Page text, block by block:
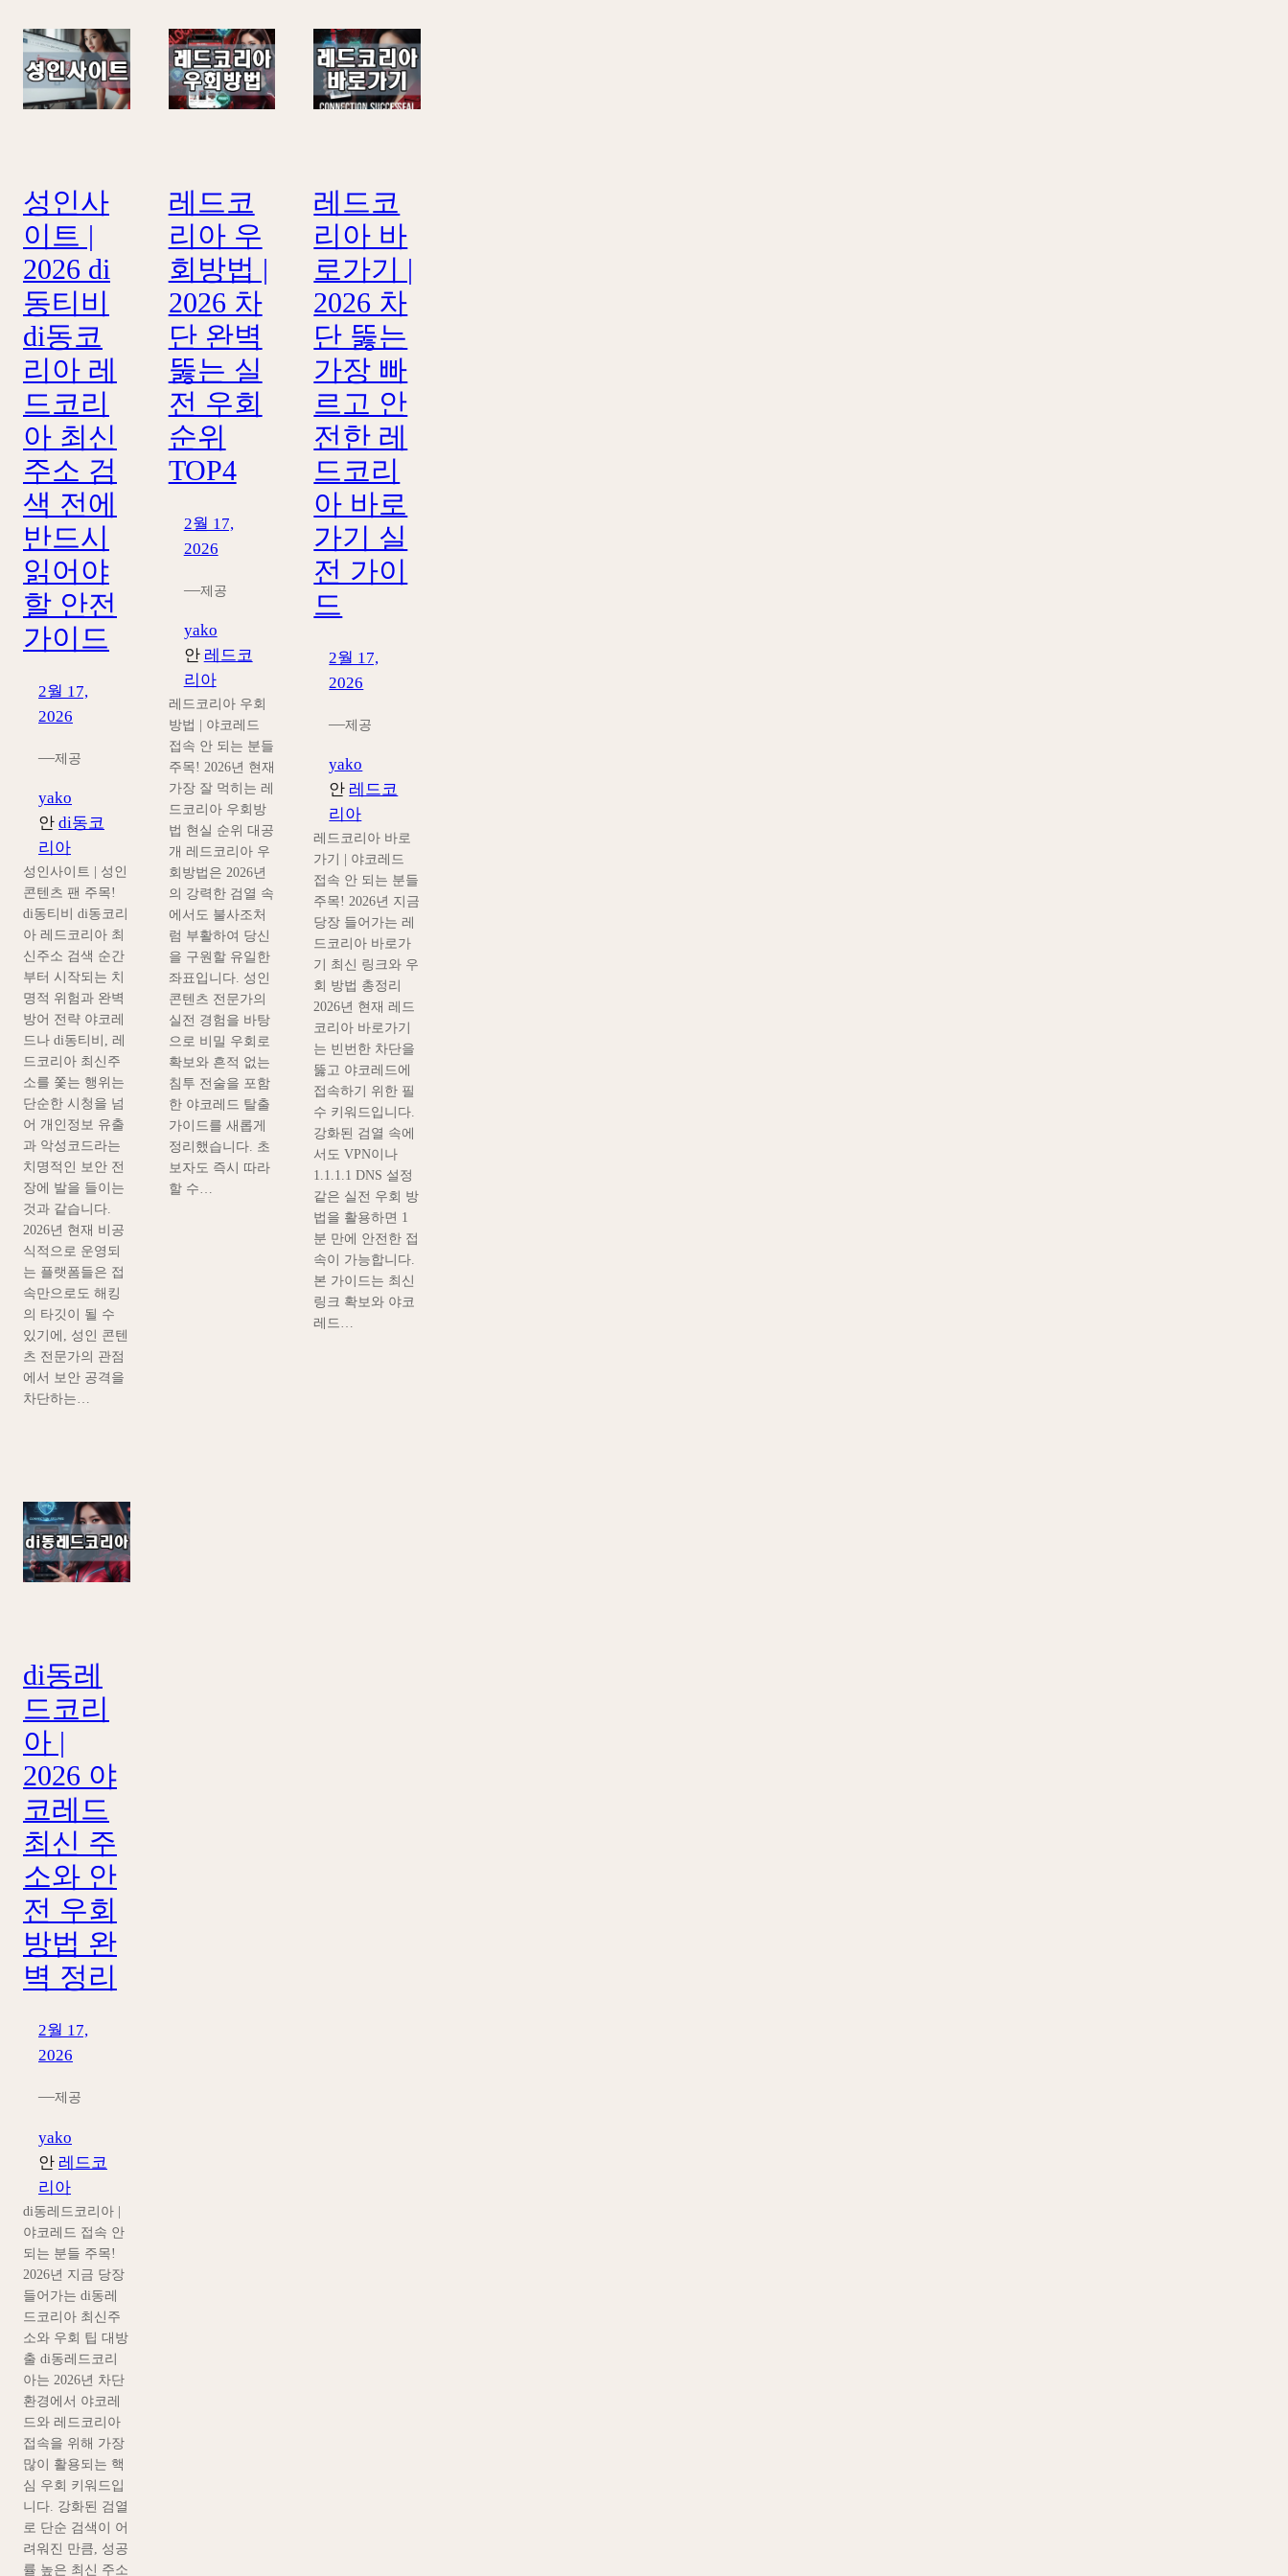
성인사
이트 |
2026 di
동티비
di동코
리아 레
드코리
아 최신
주소 검
색 전에
반드시
읽어야
할 안전
가이드
2월 17,
2026
—제공
yako
안 di동코
리아
성인사이트 | 성인
콘텐츠 팬 주목!
di동티비 di동코리
아 레드코리아 최
신주소 검색 순간
부터 시작되는 치
명적 위험과 완벽
방어 전략 야코레
드나 di동티비, 레
드코리아 최신주
소를 쫓는 행위는
단순한 시청을 넘
어 개인정보 유출
과 악성코드라는
치명적인 보안 전
장에 발을 들이는
것과 같습니다.
2026년 현재 비공
식적으로 운영되
는 플랫폼들은 접
속만으로도 해킹
의 타깃이 될 수
있기에, 성인 콘텐
츠 전문가의 관점
에서 보안 공격을
차단하는…
레드코
리아 우
회방법 |
2026 차
단 완벽
뚫는 실
전 우회
순위
TOP4
2월 17,
2026
—제공
yako
안 레드코
리아
레드코리아 우회
방법 | 야코레드
접속 안 되는 분들
주목! 2026년 현재
가장 잘 먹히는 레
드코리아 우회방
법 현실 순위 대공
개 레드코리아 우
회방법은 2026년
의 강력한 검열 속
에서도 불사조처
럼 부활하여 당신
을 구원할 유일한
좌표입니다. 성인
콘텐츠 전문가의
실전 경험을 바탕
으로 비밀 우회로
확보와 흔적 없는
침투 전술을 포함
한 야코레드 탈출
가이드를 새롭게
정리했습니다. 초
보자도 즉시 따라
할 수…
레드코
리아 바
로가기 |
2026 차
단 뚫는
가장 빠
르고 안
전한 레
드코리
아 바로
가기 실
전 가이
드
2월 17,
2026
—제공
yako
안 레드코
리아
레드코리아 바로
가기 | 야코레드
접속 안 되는 분들
주목! 2026년 지금
당장 들어가는 레
드코리아 바로가
기 최신 링크와 우
회 방법 총정리
2026년 현재 레드
코리아 바로가기
는 빈번한 차단을
뚫고 야코레드에
접속하기 위한 필
수 키워드입니다.
강화된 검열 속에
서도 VPN이나
1.1.1.1 DNS 설정
같은 실전 우회 방
법을 활용하면 1
분 만에 안전한 접
속이 가능합니다.
본 가이드는 최신
링크 확보와 야코
레드…
di동레
드코리
아 |
2026 야
코레드
최신 주
소와 안
전 우회
방법 완
벽 정리
2월 17,
2026
—제공
yako
안 레드코
리아
di동레드코리아 |
야코레드 접속 안
되는 분들 주목!
2026년 지금 당장
들어가는 di동레
드코리아 최신주
소와 우회 팁 대방
출 di동레드코리
아는 2026년 차단
환경에서 야코레
드와 레드코리아
접속을 위해 가장
많이 활용되는 핵
심 우회 키워드입
니다. 강화된 검열
로 단순 검색이 어
려워진 만큼, 성공
률 높은 최신 주소